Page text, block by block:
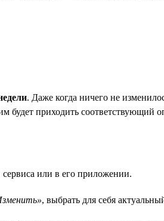
. Даже когда ничего не
будет приходить соответствующий
сервиса или в его приложении.
, выбрать для себя